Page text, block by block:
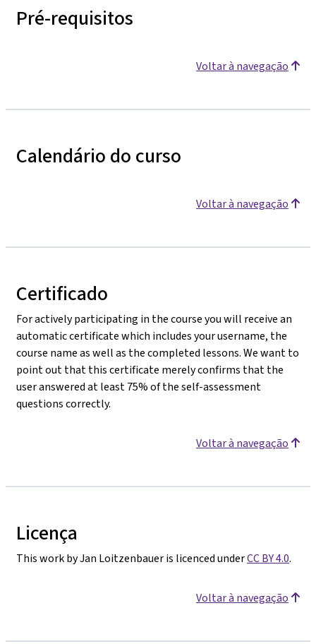
Pré-requisitos
Voltar à navegação
Calendário do curso
Voltar à navegação
Certificado
For actively participating in the course you will receive an
automatic certificate which includes your username, the
course name as well as the completed lessons. We want to
point out that this certificate merely confirms that the
user answered at least 75% of the self-assessment
questions correctly.
Voltar à navegação
Licença
This work by Jan Loitzenbauer is licenced underCC BY 4.0.
Voltar à navegação